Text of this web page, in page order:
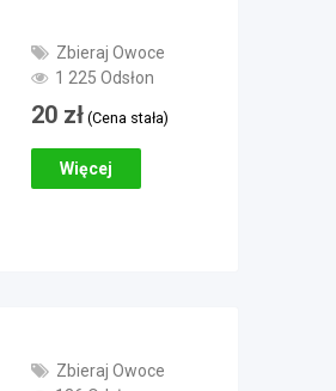
Zbieraj Owoce
1 225 Odsłon
20 zł (Cena stała)
Więcej
Zbieraj Owoce